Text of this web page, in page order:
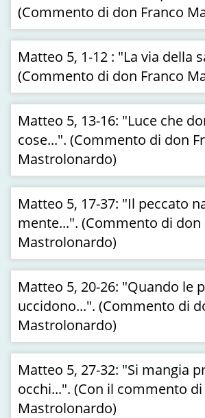
(Commento di don Franco
Matteo 5, 1-12 : "La via della
(Commento di don Franco
Matteo 5, 13-16: "Luce che
cose...". (Commento di don
Mastrolonardo)
Matteo 5, 17-37: "Il peccato
mente...". (Commento di don
Mastrolonardo)
Matteo 5, 20-26: "Quando le
uccidono...". (Commento di
Mastrolonardo)
Matteo 5, 27-32: "Si mangia
occhi...". (Con il commento
Mastrolonardo)